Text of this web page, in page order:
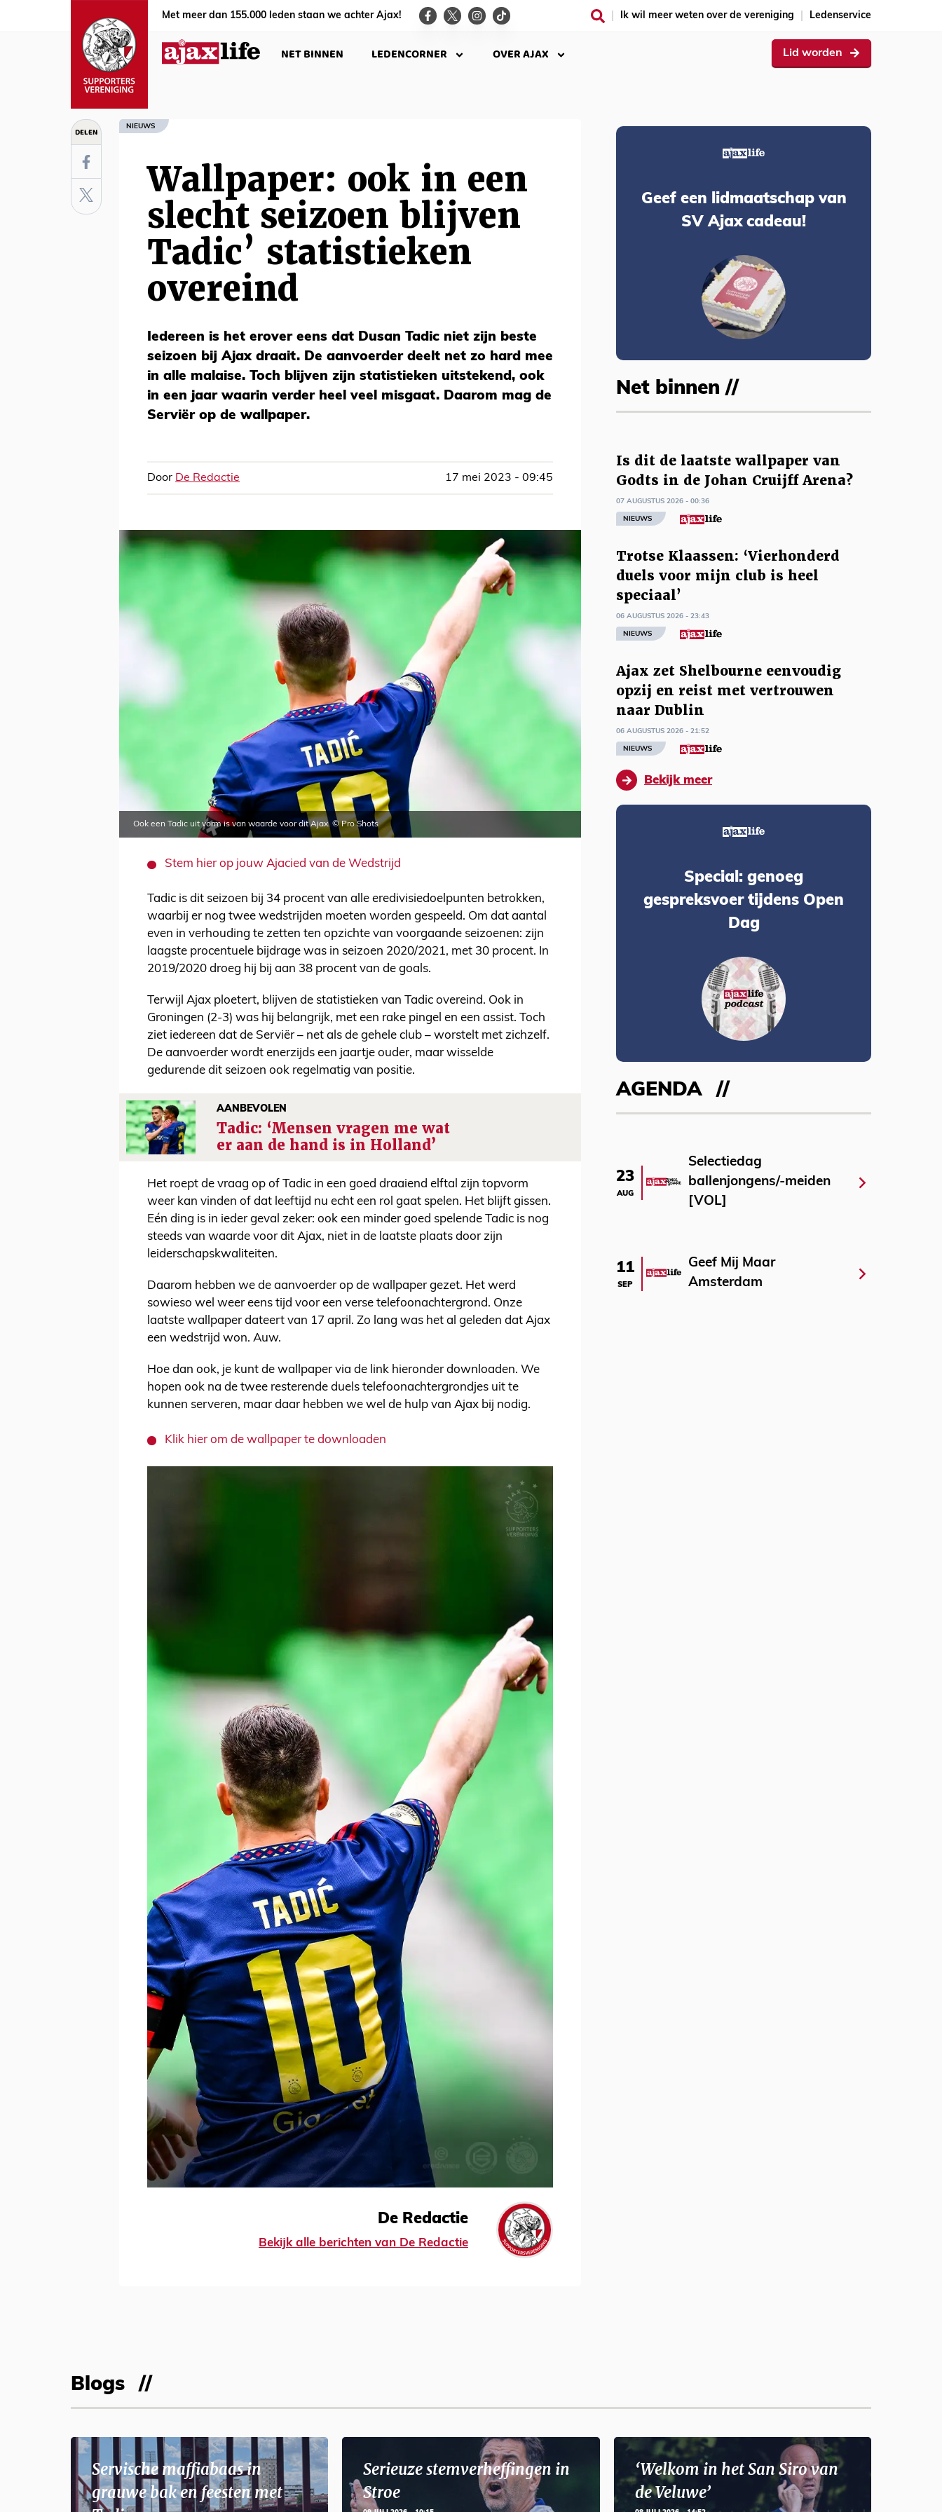
Met meer dan 155.000 leden staan we achter Ajax! Ik wil meer weten over de vereniging Ledenservice
NET BINNEN LEDENCORNER OVER AJAX Lid worden
DELEN NIEUWS
Wallpaper: ook in een
slecht seizoen blijven
Tadic’ statistieken
overeind
Iedereen is het erover eens dat Dusan Tadic niet zijn beste
seizoen bij Ajax draait. De aanvoerder deelt net zo hard mee
in alle malaise. Toch blijven zijn statistieken uitstekend, ook
in een jaar waarin verder heel veel misgaat. Daarom mag de
Serviër op de wallpaper.
Door De Redactie 17 mei 2023 - 09:45
Ook een Tadic uit vorm is van waarde voor dit Ajax. © Pro Shots
Stem hier op jouw Ajacied van de Wedstrijd
Tadic is dit seizoen bij 34 procent van alle eredivisiedoelpunten betrokken,
waarbij er nog twee wedstrijden moeten worden gespeeld. Om dat aantal
even in verhouding te zetten ten opzichte van voorgaande seizoenen: zijn
laagste procentuele bijdrage was in seizoen 2020/2021, met 30 procent. In
2019/2020 droeg hij bij aan 38 procent van de goals.
Terwijl Ajax ploetert, blijven de statistieken van Tadic overeind. Ook in
Groningen (2-3) was hij belangrijk, met een rake pingel en een assist. Toch
ziet iedereen dat de Serviër – net als de gehele club – worstelt met zichzelf.
De aanvoerder wordt enerzijds een jaartje ouder, maar wisselde
gedurende dit seizoen ook regelmatig van positie.
AANBEVOLEN
Tadic: ‘Mensen vragen me wat
er aan de hand is in Holland’
Het roept de vraag op of Tadic in een goed draaiend elftal zijn topvorm
weer kan vinden of dat leeftijd nu echt een rol gaat spelen. Het blijft gissen.
Eén ding is in ieder geval zeker: ook een minder goed spelende Tadic is nog
steeds van waarde voor dit Ajax, niet in de laatste plaats door zijn
leiderschapskwaliteiten.
Daarom hebben we de aanvoerder op de wallpaper gezet. Het werd
sowieso wel weer eens tijd voor een verse telefoonachtergrond. Onze
laatste wallpaper dateert van 17 april. Zo lang was het al geleden dat Ajax
een wedstrijd won. Auw.
Hoe dan ook, je kunt de wallpaper via de link hieronder downloaden. We
hopen ook na de twee resterende duels telefoonachtergrondjes uit te
kunnen serveren, maar daar hebben we wel de hulp van Ajax bij nodig.
Klik hier om de wallpaper te downloaden
De Redactie
Bekijk alle berichten van De Redactie
Geef een lidmaatschap van
SV Ajax cadeau!
Net binnen //
Is dit de laatste wallpaper van
Godts in de Johan Cruijff Arena?
07 AUGUSTUS 2026 - 00:36
NIEUWS
Trotse Klaassen: ‘Vierhonderd
duels voor mijn club is heel
speciaal’
06 AUGUSTUS 2026 - 23:43
NIEUWS
Ajax zet Shelbourne eenvoudig
opzij en reist met vertrouwen
naar Dublin
06 AUGUSTUS 2026 - 21:52
NIEUWS
Bekijk meer
Special: genoeg
gespreksvoer tijdens Open
Dag
AGENDA
23
AUG
Selectiedag
ballenjongens/-meiden
[VOL]
11
SEP
Geef Mij Maar
Amsterdam
Blogs
Servische maffiabaas in
grauwe bak en feesten met
Serieuze stemverheffingen in
Stroe
‘Welkom in het San Siro van
de Veluwe’